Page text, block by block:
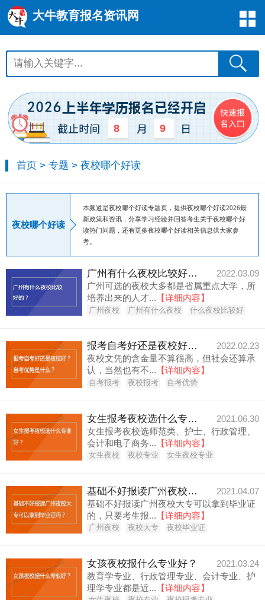
大牛教育报名资讯网
8 9
首页 >专题 >夜校哪个好读
夜校哪个好读
本频道是夜校哪个好读专题页，提供夜校哪个好读2026最
新政策和资讯，分享学习经验并回答考生关于夜校哪个好
读热门问题，还有更多夜校哪个好读相关信息供大家参
考。
广州有什么夜校比较好的？
2022.03.09
广州可选的夜校大多都是省属重点大学，所
培养出来的人才... 【详细内容】
广州夜校 广州有什么夜校 什么夜校比较好
报考自考好还是夜校好？自考优势是什么？
2022.02.23
夜校文凭的含金量不算很高，但社会还算承
认，当然也有不... 【详细内容】
自考报考 夜校报考 自考优势
女生报考夜校选什么专业好？
2021.06.30
女生报考夜校选师范类、护士、行政管理、
会计和电子商务... 【详细内容】
女生夜校 夜校专业 女生夜校专业
基础不好报读广州夜校大专可以拿到毕业证吗？
2021.04.07
基础不好报读广州夜校大专可以拿到毕业证
的，只要考生报... 【详细内容】
广州夜校 夜校大专 夜校毕业证
女孩夜校报什么专业好？
2021.03.24
教育学专业、行政管理专业、会计专业、护
理学专业都是近... 【详细内容】